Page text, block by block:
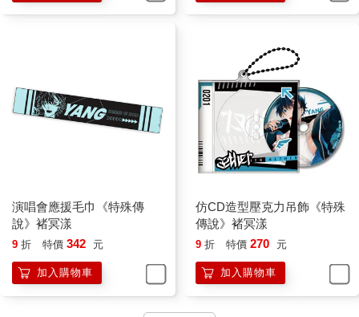
演唱會應援毛巾《特殊傳
說》褚冥漾
9 折 特價 342 元
加入購物車
仿CD造型壓克力吊飾《特殊
傳說》褚冥漾
9 折 特價 270 元
加入購物車